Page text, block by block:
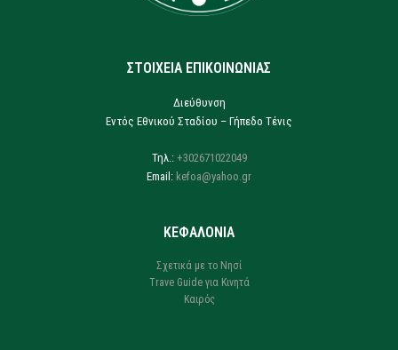
ΣΤΟΙΧΕΙΑ ΕΠΙΚΟΙΝΩΝΙΑΣ
Διεύθυνση
Εντός Εθνικού Σταδίου – Γήπεδο Τένις
Τηλ.: +302671022049
Email: kefoa@yahoo.gr
ΚΕΦΑΛΟΝΙΑ
Σχετικά με το Νησί
Trave Guide για Κινητά
Καιρός